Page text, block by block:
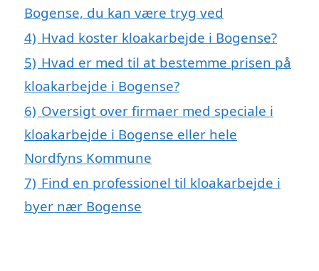
Bogense, du kan være tryg ved
4) Hvad koster kloakarbejde i Bogense?
5) Hvad er med til at bestemme prisen på
kloakarbejde i Bogense?
6) Oversigt over firmaer med speciale i
kloakarbejde i Bogense eller hele
Nordfyns Kommune
7) Find en professionel til kloakarbejde i
byer nær Bogense